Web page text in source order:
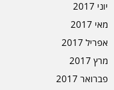
יוני 2017
מאי 2017
אפריל 2017
מרץ 2017
פברואר 2017